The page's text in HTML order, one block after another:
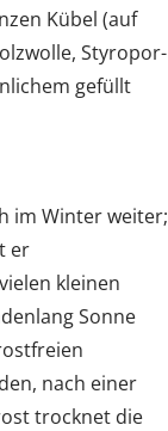
Kübel (auf
Styropor-
gefüllt
im Winter weiter;
er
kleinen
Sonne
nach einer
trocknet die